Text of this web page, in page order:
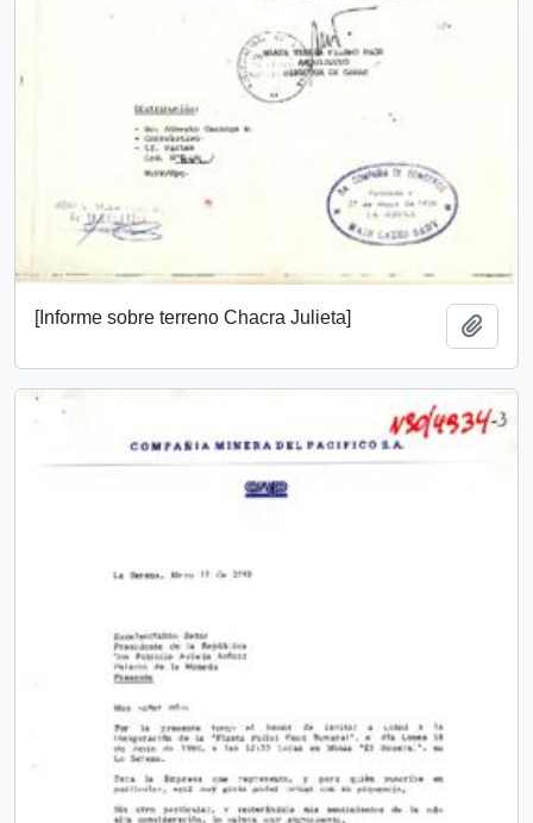
[Informe sobre terreno Chacra Julieta]